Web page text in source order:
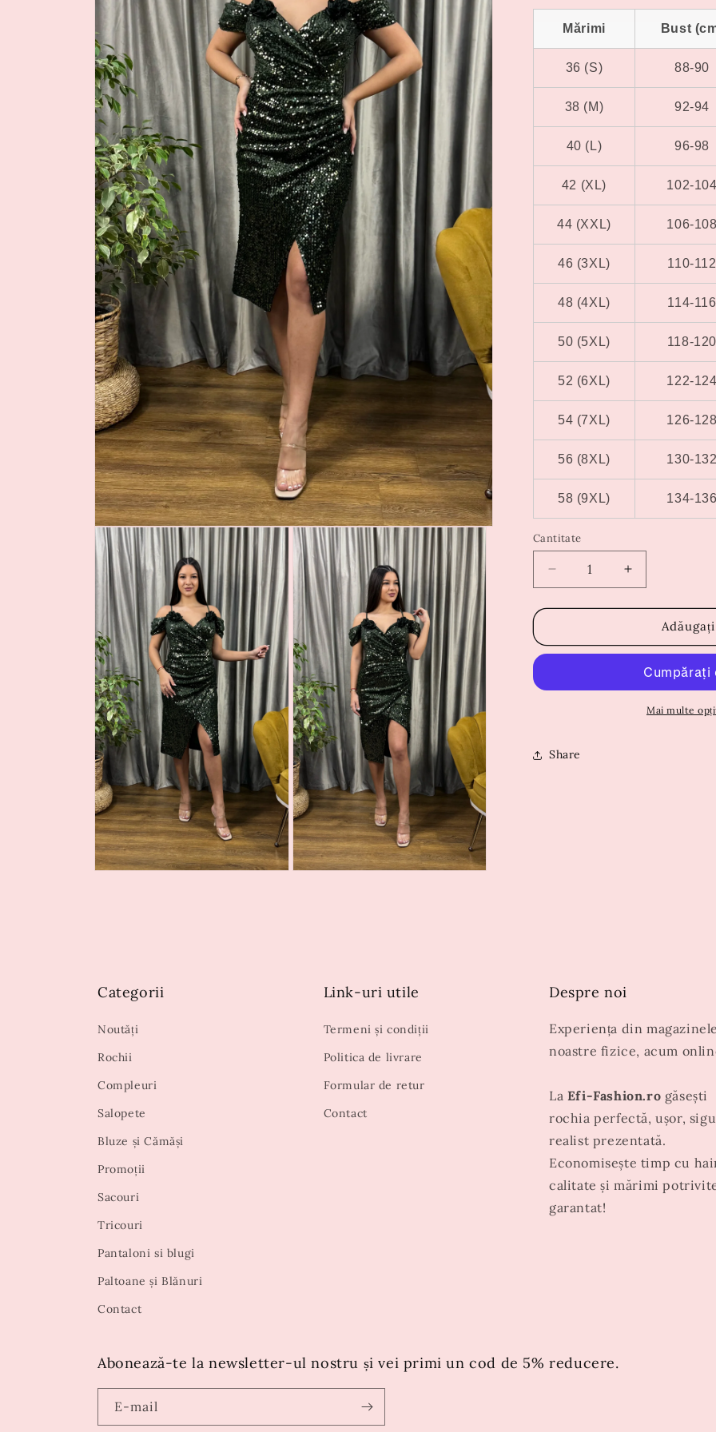
este
Mărimi Bust
36 (S) 88-90
38 (M) 92-94
40 (L) 96-98
42 (XL) 102-
44 (XXL) 106-
46 (3XL) 110-112
48 (4XL) 114-116
50 (5XL) 118-
52 (6XL) 122-
54 (7XL) 126-
56 (8XL) 130-
58 (9XL) 134-
Cantitate
Reduceți
cantitatea
pentru
Mihaela
Creșteți
cantitatea
pentru
Rochie
Mihaela
Mai multe
Share
Categorii
Noutăți
Rochii
Compleuri
Salopete
Bluze și Cămăși
Promoții
Sacouri
Tricouri
Pantaloni si blugi
Paltoane și Blănuri
Contact
Link-uri utile
Termeni și condiții
Politica de livrare
Formular de retur
Contact
Despre noi
Experiența din
noastre fizice, acum
La Efi-Fashion.ro găsești
rochia perfectă, ușor,
realist prezentată.
Economisește timp cu
calitate și mărimi
garantat!
Abonează-te la newsletter-ul nostru și vei primi un cod de 5% reducere.
E-mail